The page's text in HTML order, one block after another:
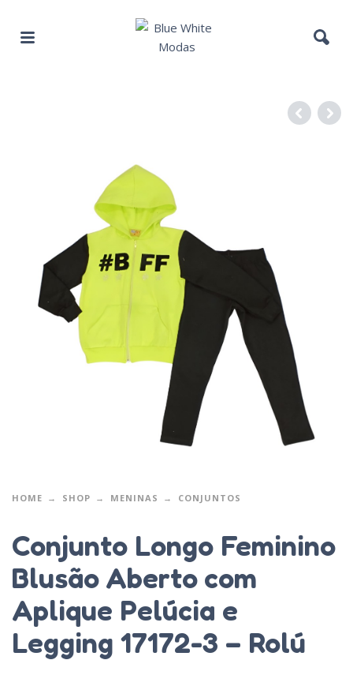
HOME SHOP MENINAS CONJUNTOS
Conjunto Longo Feminino
Blusão Aberto com
Aplique Pelúcia e
Legging 17172-3 – Rolú